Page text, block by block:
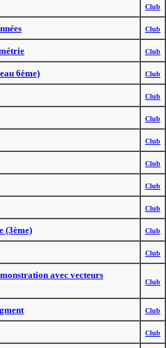
Club
Club
Club
6ème) Club
Club
Club
Club
Club
Club
Club
(3ème) Club
Club
avec vecteurs
Club
Club
Club